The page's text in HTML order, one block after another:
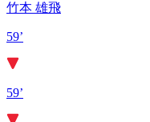
竹本 雄飛
59’
59’